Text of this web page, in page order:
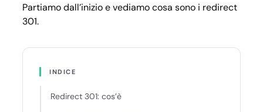
Partiamo dall’inizio e vediamo cosa sono i redirect
301.
INDICE
Redirect 301: cos’è